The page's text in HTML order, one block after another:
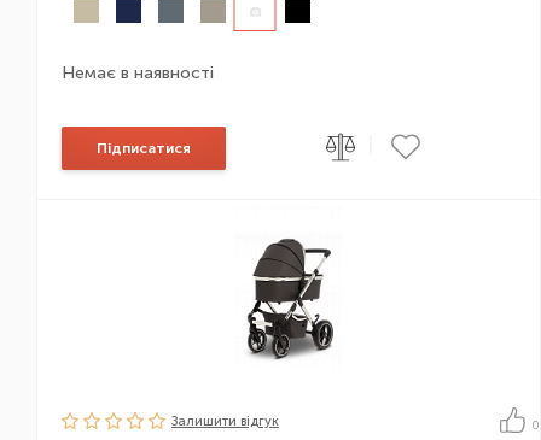
Немає в наявності
Підписатися
Залишити вiдгук 0